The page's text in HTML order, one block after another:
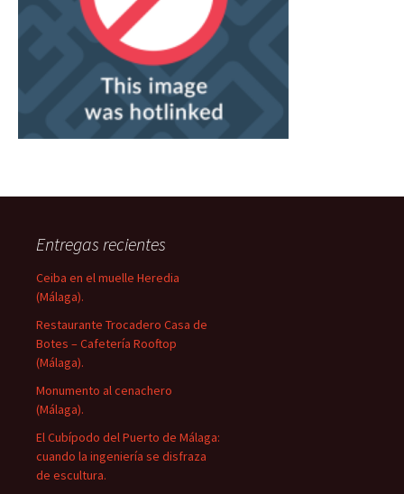
Entregas recientes
Ceiba en el muelle Heredia
(Málaga).
Restaurante Trocadero Casa de
Botes – Cafetería Rooftop
(Málaga).
Monumento al cenachero
(Málaga).
El Cubípodo del Puerto de Málaga:
cuando la ingeniería se disfraza
de escultura.